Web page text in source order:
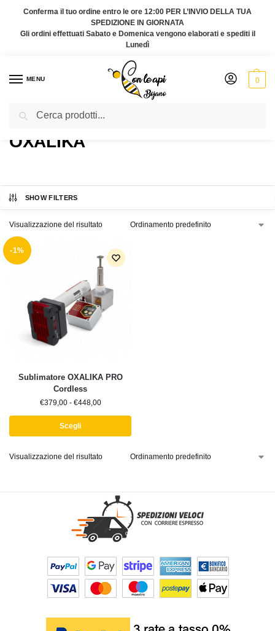
Conferma il tuo ordine entro le ore 12:00 PER L’INVIO DELLA TUA
SPEDIZIONE IN GIORNATA
Gli ordini effettuati Sabato e Domenica vengono elaborati e spediti il
Lunedì
MENU 0
Home Prodotti taggati “OXALIKA”
OXALIKA
SHOW FILTERS
Visualizzazione del risultato
-1%
Sublimatore OXALIKA PRO
Cordless
€379,00 - €448,00
Scegli
Visualizzazione del risultato